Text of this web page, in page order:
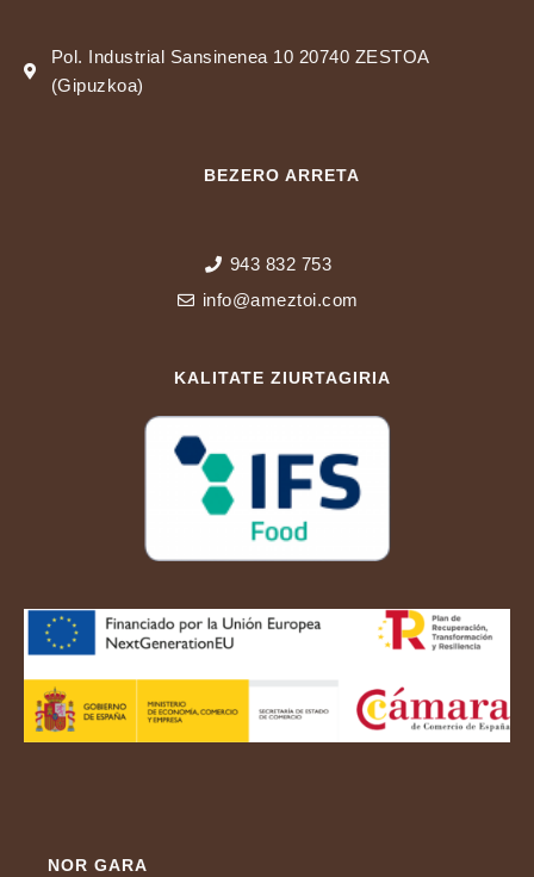
Pol. Industrial Sansinenea 10 20740 ZESTOA
(Gipuzkoa)
BEZERO ARRETA
943 832 753
info@ameztoi.com
KALITATE ZIURTAGIRIA
NOR GARA